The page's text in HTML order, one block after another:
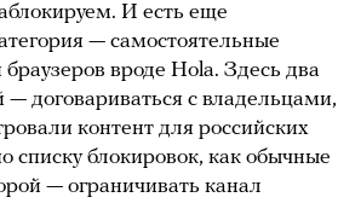
И есть еще
— самостоятельные
вроде Hola. Здесь два
договариваться с владельцами,
контент для российских
списку блокировок, как обычные
— ограничивать канал